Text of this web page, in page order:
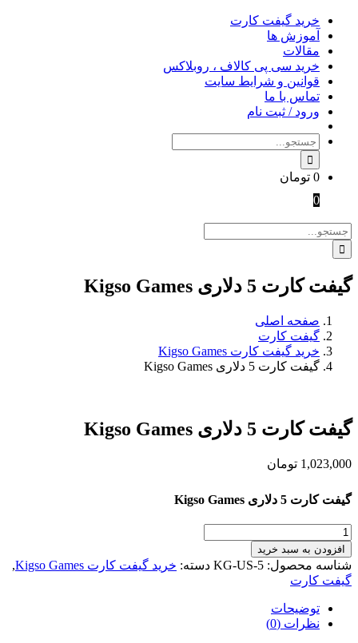
Skip
content
خرید گیفت کارت
آموزش ها
مقالات
خرید سی پی کالاف ، روبلاکس
قوانین و شرایط سایت
تماس با ما
ورود / ثبت نام
جستجو
برای:
0 تومان
0
جستجو
برای:
گیفت کارت 5 دلاری Kigso Games
صفحه اصلی
گیفت کارت
خرید گیفت کارت Kigso Games
گیفت کارت 5 دلاری Kigso Games
گیفت کارت 5 دلاری Kigso Games
1,023,000 تومان
گیفت کارت 5 دلاری Kigso Games
گیفت
کارت
5
دلاری
Kigso
Games
افزودن به سبد خرید
شناسه محصول: KG-US-5 دسته: خرید گیفت کارت Kigso Games
,
گیفت کارت
توضیحات
نظرات (0)